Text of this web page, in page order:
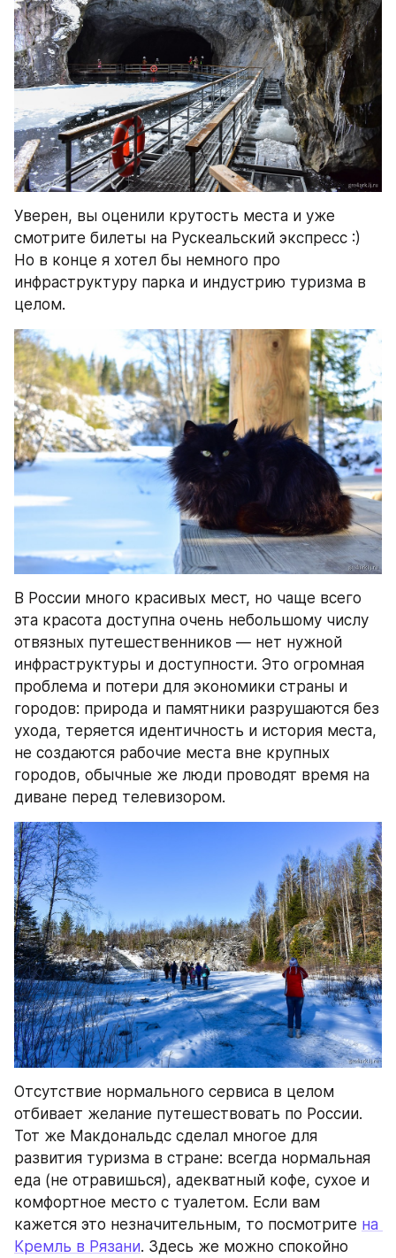
Уверен, вы оценили крутость места и уже
смотрите билеты на Рускеальский экспресс :)
Но в конце я хотел бы немного про
инфраструктуру парка и индустрию туризма в
целом.
В России много красивых мест, но чаще всего
эта красота доступна очень небольшому числу
отвязных путешественников — нет нужной
инфраструктуры и доступности. Это огромная
проблема и потери для экономики страны и
городов: природа и памятники разрушаются без
ухода, теряется идентичность и история места,
не создаются рабочие места вне крупных
городов, обычные же люди проводят время на
диване перед телевизором.
Отсутствие нормального сервиса в целом
отбивает желание путешествовать по России.
Тот же Макдональдс сделал многое для
развития туризма в стране: всегда нормальная
еда (не отравишься), адекватный кофе, сухое и
комфортное место с туалетом. Если вам
кажется это незначительным, то посмотрите на
Кремль в Рязани. Здесь же можно спокойно